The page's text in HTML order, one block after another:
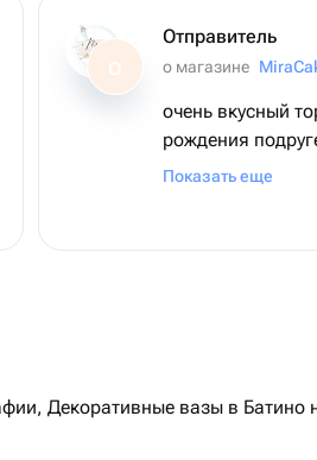
О
Отправитель
о магазине
очень вкусный
рождения
шоколадные
доставки -
установленного
Показать еще
Декоративные вазы в Батино